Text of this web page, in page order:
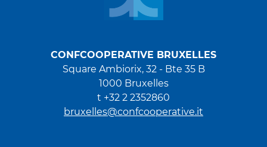
CONFCOOPERATIVE BRUXELLES
Square Ambiorix, 32 - Bte 35 B
1000 Bruxelles
t +32 2 2352860
bruxelles@confcooperative.it